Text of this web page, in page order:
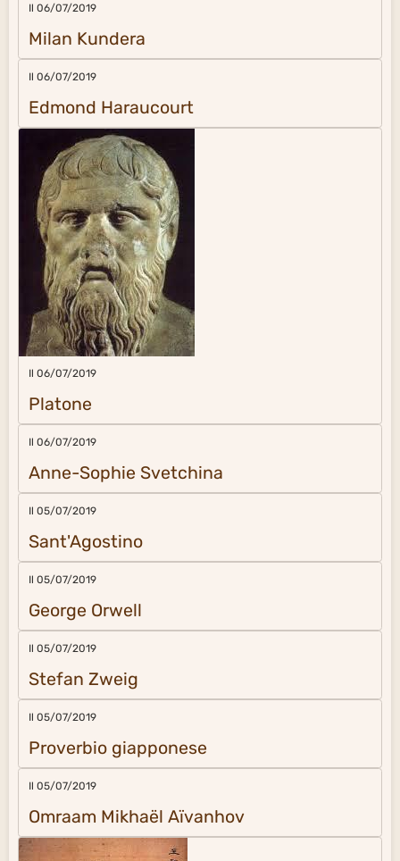
Il 06/07/2019
Milan Kundera
Il 06/07/2019
Edmond Haraucourt
Il 06/07/2019
Platone
Il 06/07/2019
Anne-Sophie Svetchina
Il 05/07/2019
Sant'Agostino
Il 05/07/2019
George Orwell
Il 05/07/2019
Stefan Zweig
Il 05/07/2019
Proverbio giapponese
Il 05/07/2019
Omraam Mikhaël Aïvanhov